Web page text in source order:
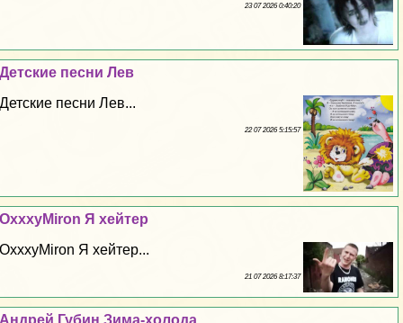
23 07 2026 0:40:20
Детские песни Лев
Детские песни Лев...
22 07 2026 5:15:57
OxxxyMiron Я хейтер
OxxxyMiron Я хейтер...
21 07 2026 8:17:37